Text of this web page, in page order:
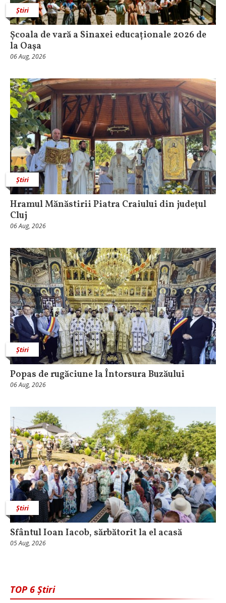
Știri
Școala de vară a Sinaxei educaționale 2026 de
la Oaşa
06 Aug, 2026
Știri
Hramul Mănăstirii Piatra Craiului din judeţul
Cluj
06 Aug, 2026
Știri
Popas de rugăciune la Întorsura Buzăului
06 Aug, 2026
Știri
Sfântul Ioan Iacob, sărbătorit la el acasă
05 Aug, 2026
TOP 6 Știri